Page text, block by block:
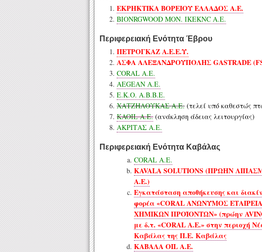
ΕΚΡΗΚΤΙΚΑ ΒΟΡΕΙΟΥ ΕΛΛΑΔΟΣ A.E.
BIONRGWOOD MON. IKEKNC A.E.
Περιφερειακή Ενότητα Έβρου
ΠΕΤΡΟΓΚΑΖ Α.Ε.Ε.Υ.
ΑΣΦΑ ΑΛΕΞΑΝΔΡΟΥΠΟΛΗΣ GASTRADE
CORAL A.E.
AEGEAN Α.Ε.
Ε.Κ.Ο. Α.Β.Β.Ε.
ΧΑΤΖΗΛΟΥΚΑΣ Α.Ε. (τελεί υπό καθεστώς
KAOIL A.E. (ανάκληση άδειας λειτουργίας)
ΑΚΡΙΤΑΣ Α.Ε.
Περιφερειακή Ενότητα Καβάλας
CORAL A.E.
KAVALA SOLUTIONS (ΠΡΩΗΝ
Α.Ε.)
Εγκατάσταση αποθήκευσης και
φορέα «CORAL ΑΝΩΝΥΜΟΣ
ΧΗΜΙΚΩΝ ΠΡΟΪΟΝΤΩΝ» (πρώην
με δ.τ. «CORAL Α.Ε.» στην περιοχή
Καβάλας της Π.Ε. Καβάλας
ΚΑΒΑΛΑ OIL Α.Ε.